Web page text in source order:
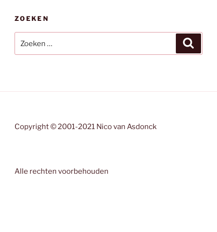
ZOEKEN
naar:
Copyright © 2001-2021 Nico van Asdonck
Alle rechten voorbehouden